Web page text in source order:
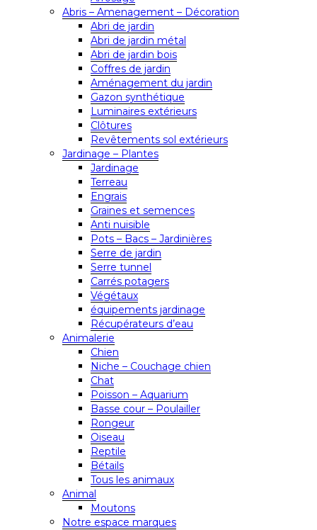
Abris – Amenagement – Décoration
Abri de jardin
Abri de jardin métal
Abri de jardin bois
Coffres de jardin
Aménagement du jardin
Gazon synthétique
Luminaires extérieurs
Clôtures
Revêtements sol extérieurs
Jardinage – Plantes
Jardinage
Terreau
Engrais
Graines et semences
Anti nuisible
Pots – Bacs – Jardinières
Serre de jardin
Serre tunnel
Carrés potagers
Végétaux
équipements jardinage
Récupérateurs d’eau
Animalerie
Chien
Niche – Couchage chien
Chat
Poisson – Aquarium
Basse cour – Poulailler
Rongeur
Oiseau
Reptile
Bétails
Tous les animaux
Animal
Moutons
Notre espace marques